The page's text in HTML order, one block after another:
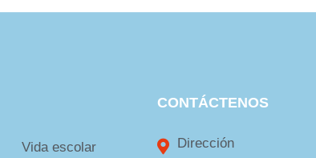
Vida escolar
CONTÁCTENOS
Dirección